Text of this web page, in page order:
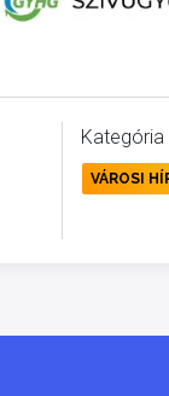
Kategória
VÁROSI